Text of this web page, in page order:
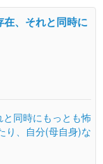
、それと同時に
同時にもっとも怖
り、自分(母自身)な